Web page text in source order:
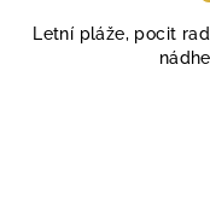
Letní pláže, pocit